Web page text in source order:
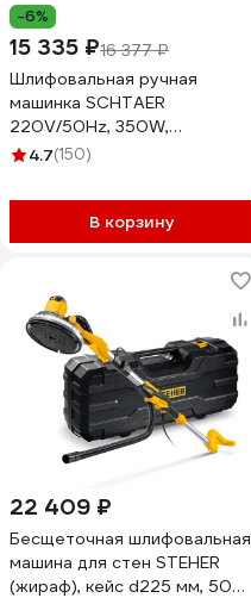
-6%
15 335 ₽16 377 ₽
Шлифовальная ручная
машинка SCHTAER
220V/50Hz, 350W,
эксцентрик 5,0 мм SCH-01-
4.7(150)
В корзину
22 409 ₽
Бесщеточная шлифовальная
машина для стен STEHER
(жираф), кейс d225 мм, 500